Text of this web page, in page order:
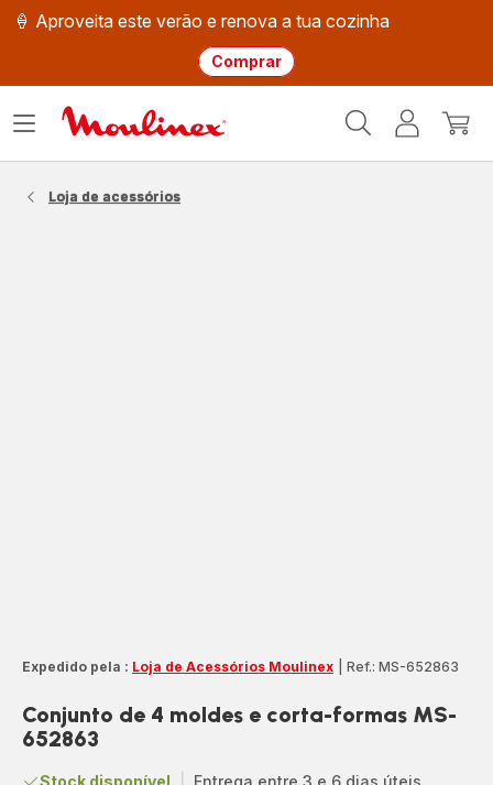
🍦 Aproveita este verão e renova a tua cozinha
Comprar
Moulinex
O
Abrir
Loja de acessórios
Expedido pela : Loja de Acessórios Moulinex Ref.: MS-652863
Conjunto de 4 moldes e corta-formas MS-
652863
Stock disponível Entrega entre 3 e 6 dias úteis